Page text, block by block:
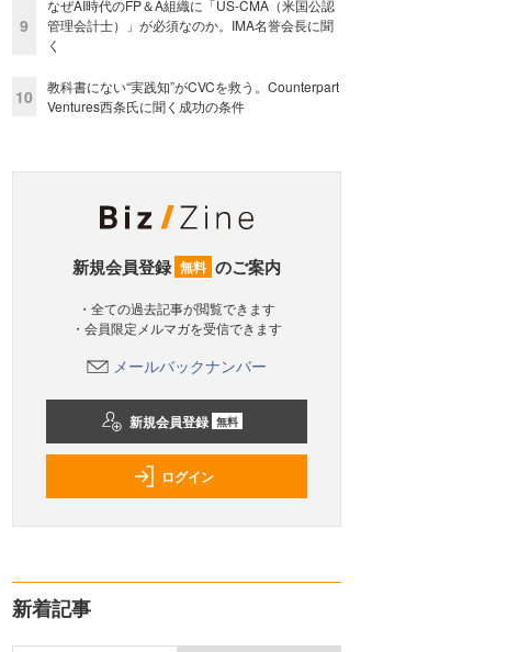
9
なぜAI時代のFP＆A組織に「US-CMA（米国公認
管理会計士）」が必須なのか。IMA名誉会長に聞
く
10
教科書にない“実践知”がCVCを救う。Counterpart
Ventures西条氏に聞く成功の条件
新規会員登録 無料 のご案内
・全ての過去記事が閲覧できます
・会員限定メルマガを受信できます
メールバックナンバー
新規会員登録 無料
ログイン
新着記事